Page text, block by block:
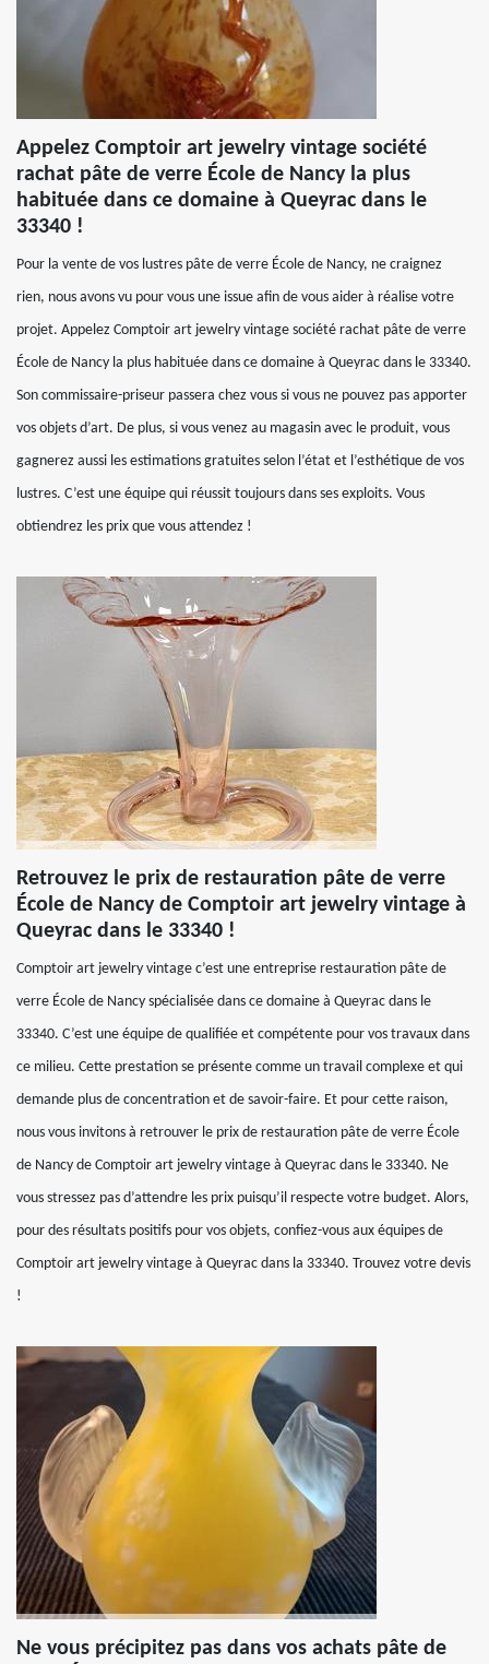
Appelez Comptoir art jewelry vintage société
rachat pâte de verre École de Nancy la plus
habituée dans ce domaine à Queyrac dans le
33340 !
Pour la vente de vos lustres pâte de verre École de Nancy, ne craignez
rien, nous avons vu pour vous une issue afin de vous aider à réalise votre
projet. Appelez Comptoir art jewelry vintage société rachat pâte de verre
École de Nancy la plus habituée dans ce domaine à Queyrac dans le 33340.
Son commissaire-priseur passera chez vous si vous ne pouvez pas apporter
vos objets d’art. De plus, si vous venez au magasin avec le produit, vous
gagnerez aussi les estimations gratuites selon l’état et l’esthétique de vos
lustres. C’est une équipe qui réussit toujours dans ses exploits. Vous
obtiendrez les prix que vous attendez !
Retrouvez le prix de restauration pâte de verre
École de Nancy de Comptoir art jewelry vintage à
Queyrac dans le 33340 !
Comptoir art jewelry vintage c’est une entreprise restauration pâte de
verre École de Nancy spécialisée dans ce domaine à Queyrac dans le
33340. C’est une équipe de qualifiée et compétente pour vos travaux dans
ce milieu. Cette prestation se présente comme un travail complexe et qui
demande plus de concentration et de savoir-faire. Et pour cette raison,
nous vous invitons à retrouver le prix de restauration pâte de verre École
de Nancy de Comptoir art jewelry vintage à Queyrac dans le 33340. Ne
vous stressez pas d’attendre les prix puisqu’il respecte votre budget. Alors,
pour des résultats positifs pour vos objets, confiez-vous aux équipes de
Comptoir art jewelry vintage à Queyrac dans la 33340. Trouvez votre devis
!
Ne vous précipitez pas dans vos achats pâte de